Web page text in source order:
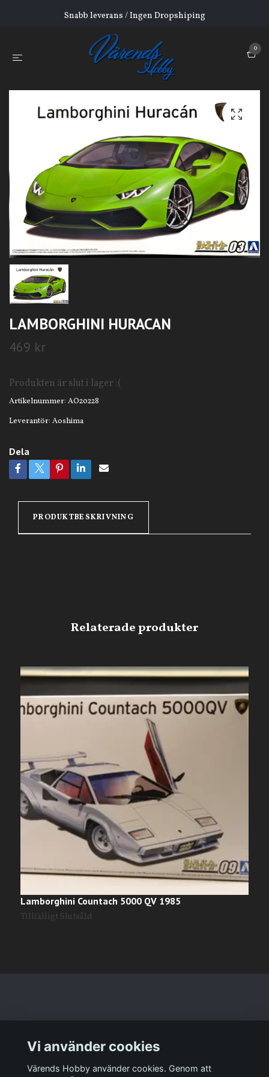
Snabb leverans / Ingen Dropshiping
0
LAMBORGHINI HURACAN
469 kr
Produkten är slut i lager :(
Artikelnummer: AO20228
Leverantör: Aoshima
Dela
PRODUKTBESKRIVNING
Lamborghini Countach 5000 QV 1985
Tillfälligt Slutsåld
Sociala medier
Vi använder cookies
Värends Hobby använder cookies. Genom att